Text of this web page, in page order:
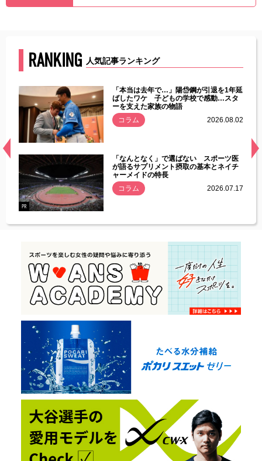
RANKING 人気記事ランキング
常
「本当は去年で…」陽岱鋼が引退を1年延
ばしたワケ 子どもの学校で感動…スタ
ーを支えた家族の物語
コラム
2026.08.02
PR
「なんとなく」で選ばない スポーツ医
が語るサプリメント摂取の基本とネイチ
ャーメイドの特長
コラム
2026.07.17